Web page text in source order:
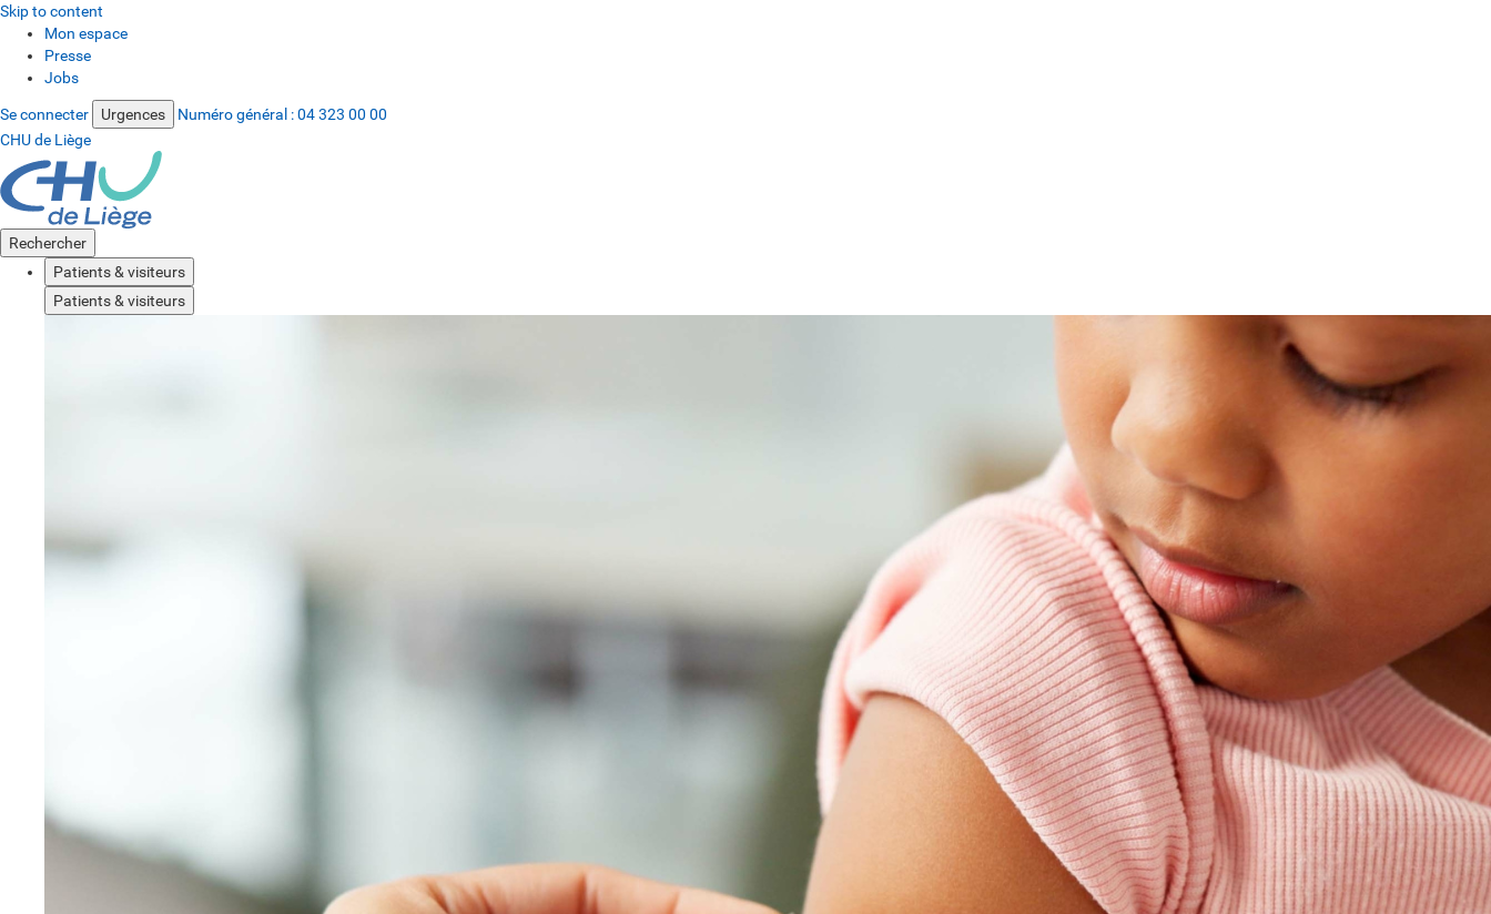
Skip to content
Mon espace
Presse
Jobs
Se connecter Urgences Numéro général :04 323 00 00
CHU de Liège
Rechercher
Patients & visiteurs
Patients & visiteurs